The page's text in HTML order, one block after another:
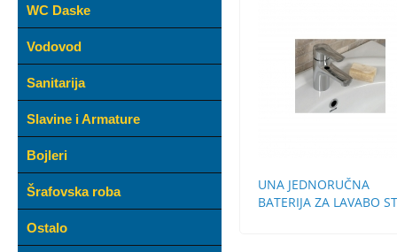
WC Daske
Vodovod
Sanitarija
Slavine i Armature
Bojleri
Šrafovska roba
Ostalo
UNA JEDNORUČNA
BATERIJA ZA LAVABO